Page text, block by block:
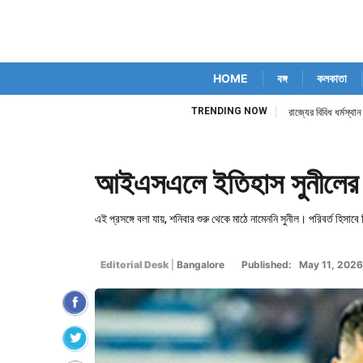
HOME বঙ্গ কলকাতা
TRENDING NOW রাজ্যের বিবিধ
আইএসএলে ইতিহাস সুনীলের
এই প্রসঙ্গে বলা যায়, শনিবার শুরু থেকে মাঠে নামেননি সুনীল। পরিবর্ত
Editorial Desk Bangalore Published: May 11,